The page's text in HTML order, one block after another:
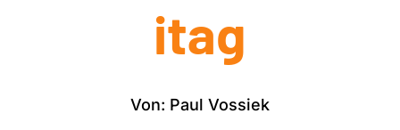
itag
Von: Paul Vossiek